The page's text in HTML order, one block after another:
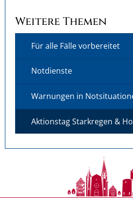
Weitere Themen
Für alle Fälle vorbereitet
Notdienste
Warnungen in
Aktionstag Starkregen &